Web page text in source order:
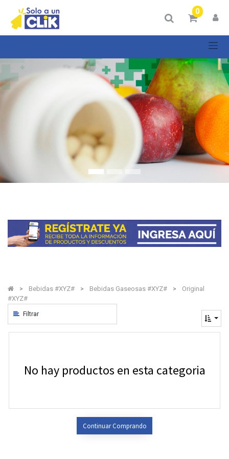
0
Bebidas #XYZ# Bebidas Gaseosas #XYZ#
Original
#XYZ#
Filtrar
Mostrar
Categorías
Mostrar
opciones
No hay productos en esta categoria
Continuar Comprando